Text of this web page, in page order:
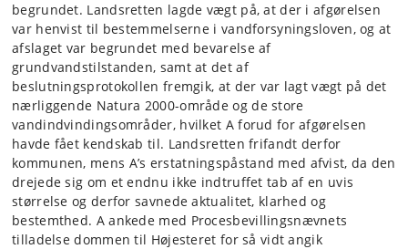
begrundet. Landsretten lagde vægt på, at der i afgørelsen
var henvist til bestemmelserne i vandforsyningsloven, og at
afslaget var begrundet med bevarelse af
grundvandstilstanden, samt at det af
beslutningsprotokollen fremgik, at der var lagt vægt på det
nærliggende Natura 2000-område og de store
vandindvindingsområder, hvilket A forud for afgørelsen
havde fået kendskab til. Landsretten frifandt derfor
kommunen, mens A’s erstatningspåstand med afvist, da den
drejede sig om et endnu ikke indtruffet tab af en uvis
størrelse og derfor savnede aktualitet, klarhed og
bestemthed. A ankede med Procesbevillingsnævnets
tilladelse dommen til Højesteret for så vidt angik